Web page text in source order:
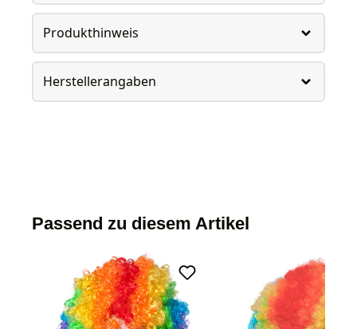
Produkthinweis
Herstellerangaben
Passend zu diesem Artikel